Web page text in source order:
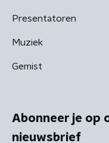
Presentatoren
Muziek
Gemist
Abonneer je op
nieuwsbrief